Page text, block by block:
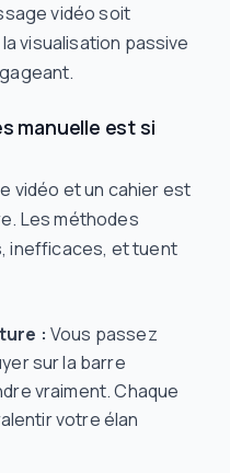
vidéo soit
visualisation passive
manuelle est si
vidéo et un cahier est
Les méthodes
inefficaces, et tuent
: Vous passez
sur la barre
vraiment. Chaque
votre élan